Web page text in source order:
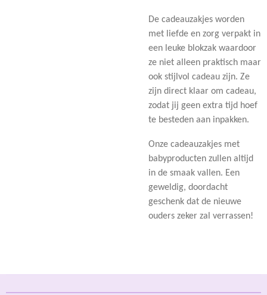
De cadeauzakjes worden
met liefde en zorg verpakt in
een leuke blokzak waardoor
ze niet alleen praktisch maar
ook stijlvol cadeau zijn. Ze
zijn direct klaar om cadeau,
zodat jij geen extra tijd hoef
te besteden aan inpakken.
Onze cadeauzakjes met
babyproducten zullen altijd
in de smaak vallen. Een
geweldig, doordacht
geschenk dat de nieuwe
ouders zeker zal verrassen!